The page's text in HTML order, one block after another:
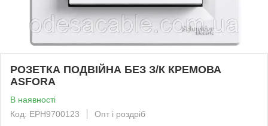
РОЗЕТКА ПОДВІЙНА БЕЗ З/К КРЕМОВА
ASFORA
В наявності
Код: EPH9700123
Опт і роздріб